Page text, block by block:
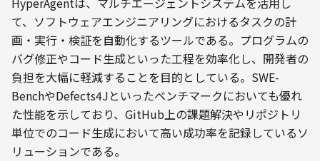
て、ソフトウェアエンジニアリングにおけるタスクの計
画・実行・検証を自動化するツールである。プログラムの
バグ修正やコード生成といった工程を効率化し、開発者の
負担を大幅に軽減することを目的としている。SWE-
BenchやDefects4Jといったベンチマークにおいても優れ
た性能を示しており、GitHub上の課題解決やリポジトリ
単位でのコード生成において高い成功率を記録しているソ
リューションである。